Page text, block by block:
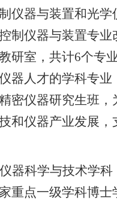
仪器与装置和光学
制仪器与装置专
研室，共计6个专
器人才的学科专
密仪器研究生班
和仪器产业发展
器科学与技术学
重点一级学科博